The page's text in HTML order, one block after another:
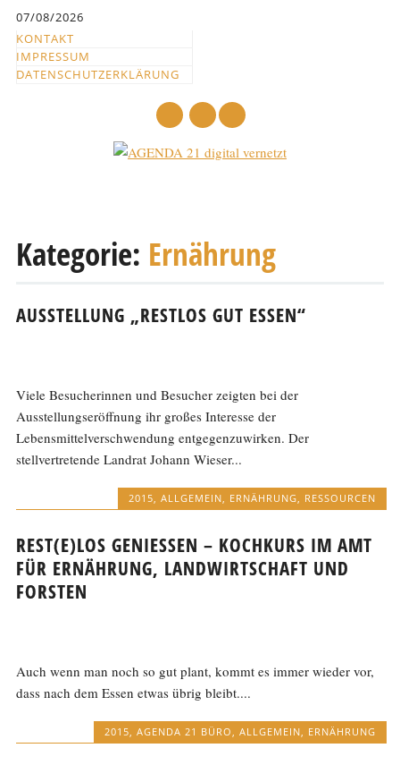
springen
07/08/2026
KONTAKT
IMPRESSUM
DATENSCHUTZERKLÄRUNG
zum
Kategorie: Ernährung
AUSSTELLUNG „RESTLOS GUT ESSEN“
Viele Besucherinnen und Besucher zeigten bei der
Ausstellungseröffnung ihr großes Interesse der
Lebensmittelverschwendung entgegenzuwirken. Der
stellvertretende Landrat Johann Wieser...
2015, ALLGEMEIN, ERNÄHRUNG, RESSOURCEN
REST(E)LOS GENIESSEN – KOCHKURS IM AMT F
ÜR ERNÄHRUNG, LANDWIRTSCHAFT UND F
ORSTEN
Auch wenn man noch so gut plant, kommt es immer wieder vor,
dass nach dem Essen etwas übrig bleibt....
2015, AGENDA 21 BÜRO, ALLGEMEIN, ERNÄHRUNG